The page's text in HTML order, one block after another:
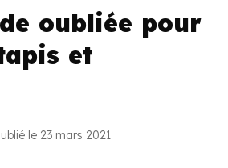
oubliée pour
et
le 23 mars 2021